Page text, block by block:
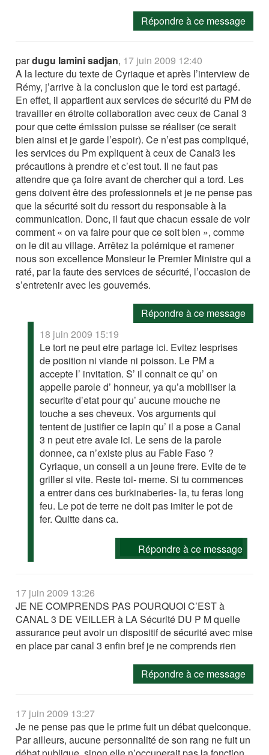
Répondre à ce message
pardugu lamini sadjan, 17 juin 2009 12:40
A la lecture du texte de Cyriaque et après l’interview de
Rémy, j’arrive à la conclusion que le tord est partagé.
En effet, il appartient aux services de sécurité du PM de
travailler en étroite collaboration avec ceux de Canal 3
pour que cette émission puisse se réaliser (ce serait
bien ainsi et je garde l’espoir). Ce n’est pas compliqué,
les services du Pm expliquent à ceux de Canal3 les
précautions à prendre et c’est tout. Il ne faut pas
attendre que ça foire avant de chercher qui a tord. Les
gens doivent être des professionnels et je ne pense pas
que la sécurité soit du ressort du responsable à la
communication. Donc, il faut que chacun essaie de voir
comment « on va faire pour que ce soit bien », comme
on le dit au village. Arrêtez la polémique et ramener
nous son excellence Monsieur le Premier Ministre qui a
raté, par la faute des services de sécurité, l’occasion de
s’entretenir avec les gouvernés.
Répondre à ce message
18 juin 2009 15:19
Le tort ne peut etre partage ici. Evitez lesprises
de position ni viande ni poisson. Le PM a
accepte l’ invitation. S’ il connait ce qu’ on
appelle parole d’ honneur, ya qu’a mobiliser la
securite d’etat pour qu’ aucune mouche ne
touche a ses cheveux. Vos arguments qui
tentent de justifier ce lapin qu’ il a pose a Canal
3 n peut etre avale ici. Le sens de la parole
donnee, ca n’existe plus au Fable Faso ?
Cyriaque, un conseil a un jeune frere. Evite de te
griller si vite. Reste toi- meme. Si tu commences
a entrer dans ces burkinaberies- la, tu feras long
feu. Le pot de terre ne doit pas imiter le pot de
fer. Quitte dans ca.
Répondre à ce message
17 juin 2009 13:26
JE NE COMPRENDS PAS POURQUOI C’EST à
CANAL 3 DE VEILLER à LA Sécurité DU P M quelle
assurance peut avoir un dispositif de sécurité avec mise
en place par canal 3 enfin bref je ne comprends rien
Répondre à ce message
17 juin 2009 13:27
Je ne pense pas que le prime fuit un débat quelconque.
Par ailleurs, aucune personnalité de son rang ne fuit un